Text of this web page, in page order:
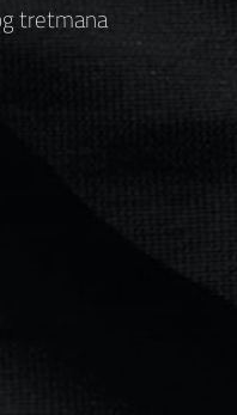
tretmana